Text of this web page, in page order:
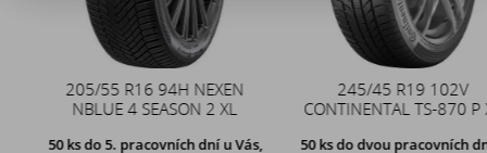
205/55 R16 94H NEXEN
NBLUE 4 SEASON 2 XL
do 5. pracovních dní u Vás,
245/45 R19 102V
CONTINENTAL TS-870 P XL
do dvou pracovních dní u
Duše 12x4 (4.00-4) kovový
zahnutý ventil TR87